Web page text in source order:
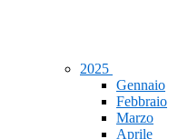
2025
Gennaio
Febbraio
Marzo
Aprile